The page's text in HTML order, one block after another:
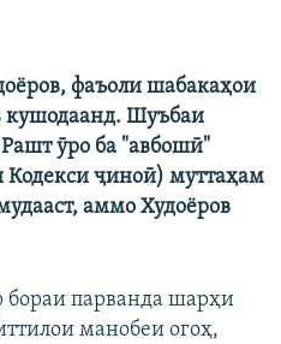
фаъоли шабакаҳои
кушодаанд. Шуъбаи
ӯро ба "авбошӣ"
Кодекси ҷиноӣ) муттаҳам
аммо Худоёров
бораи парванда шарҳи
манобеи огоҳ,